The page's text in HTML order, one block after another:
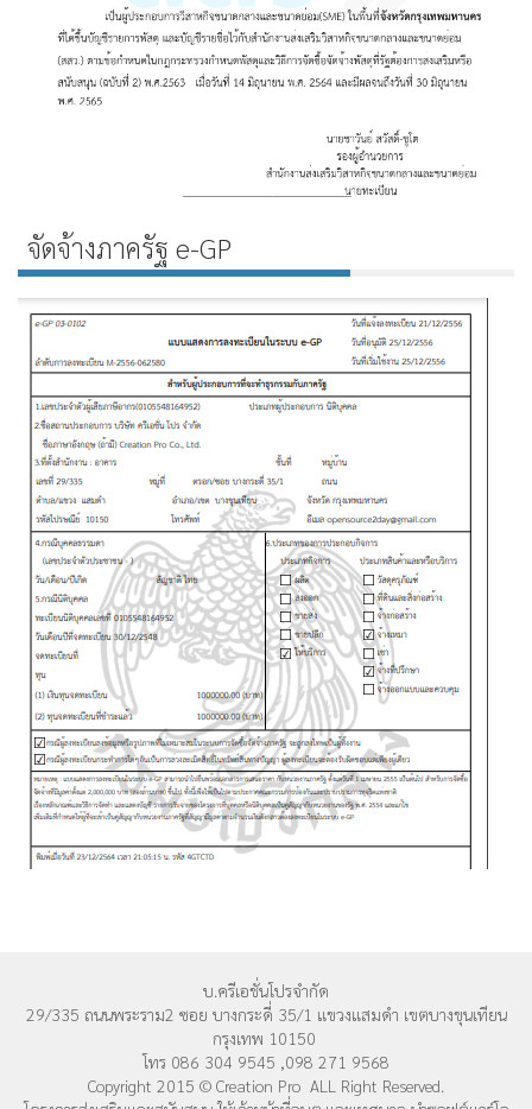
จัดจ้างภาครัฐ e-GP
บ.ครีเอชั่นโปรจำกัด
29/335 ถนนพระราม2 ซอย บางกระดี่ 35/1 แขวงแสมดำ เขตบางขุนเทียน
กรุงเทพ 10150
โทร 086 304 9545 ,098 271 9568
Copyright 2015 © Creation Pro ALL Right Reserved.